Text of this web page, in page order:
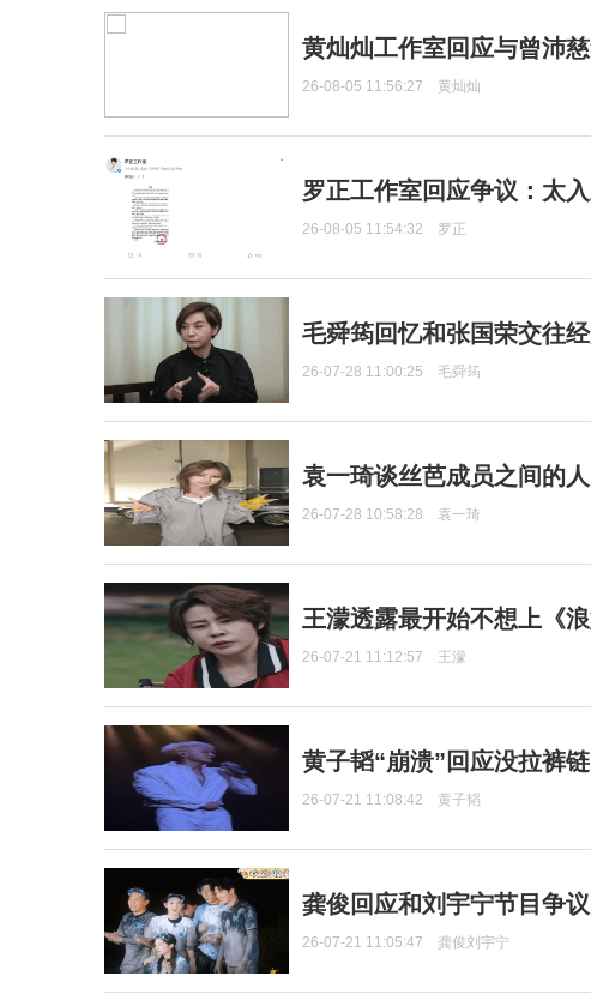
黄灿灿工作室回应与曾沛
26-08-05 11:56:27 黄灿灿
罗正工作室回应争议：太
26-08-05 11:54:32 罗正
毛舜筠回忆和张国荣交往
26-07-28 11:00:25 毛舜筠
袁一琦谈丝芭成员之间的
26-07-28 10:58:28 袁一琦
王濛透露最开始不想上《
26-07-21 11:12:57 王濛
黄子韬“崩溃”回应没拉裤
26-07-21 11:08:42 黄子韬
龚俊回应和刘宇宁节目争
26-07-21 11:05:47 龚俊刘宇宁